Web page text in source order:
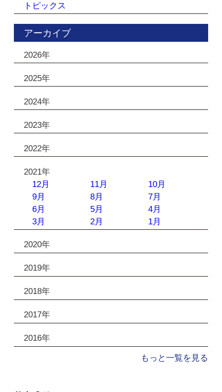
トピックス
アーカイブ
2026年
2025年
2024年
2023年
2022年
2021年
12月
11月
10月
9月
8月
7月
6月
5月
4月
3月
2月 1月
2020年
2019年
2018年
2017年
2016年
もっと一覧を見る